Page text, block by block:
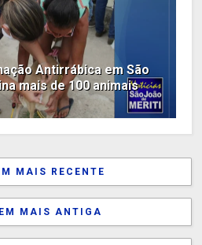
Antirrábica em São
mais de 100 animais
MAIS RECENTE
MAIS ANTIGA